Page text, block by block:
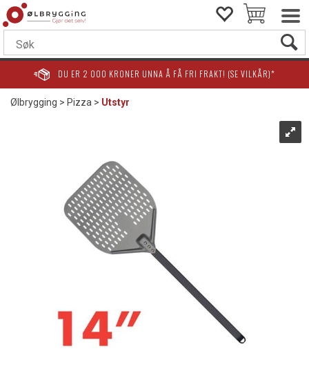
DU ER 2 000 KRONER UNNA Å FÅ FRI FRAKT! (SE VILKÅR)*
Ølbrygging>Pizza>Utstyr